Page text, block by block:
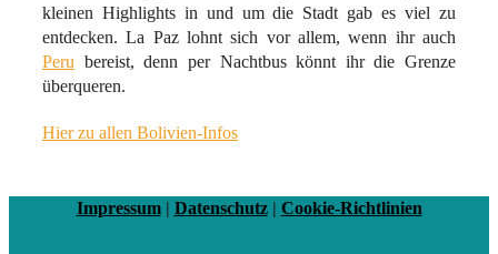
kleinen Highlights in und um die Stadt gab es viel zu
entdecken. La Paz lohnt sich vor allem, wenn ihr auch
Peru bereist, denn per Nachtbus könnt ihr die Grenze
überqueren.
Hier zu allen Bolivien-Infos
Impressum| Datenschutz| Cookie-Richtlinien